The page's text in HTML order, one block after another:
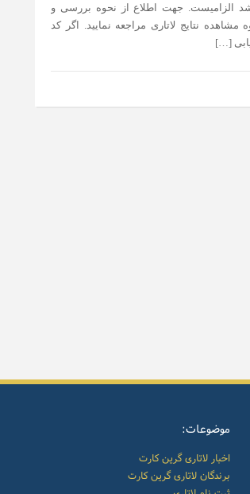
الزامیست. جهت اطلاع از نحوه بررسی و
آموزش نحوه مشاهده نتایج لاتاری مراجعه نمایید. اگر کد
[…]
موضوعات:
اخبار لاتاری گرین کارت
برندگان لاتاری گرین کارت